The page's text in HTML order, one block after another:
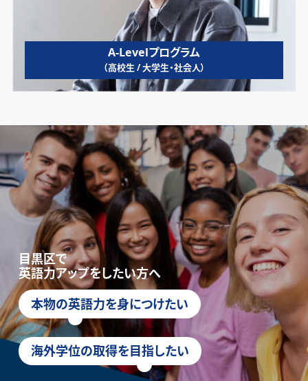
A-Levelプログラム
（高校生 / 大学生・社会人）
目黒区で
英語力アップをしたい方へ
本物の英語力を身につけたい
海外学位の取得を目指したい